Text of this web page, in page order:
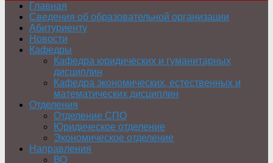
Главная
Сведения об образовательной организации
Абитуриенту
Новости
Кафедры
Кафедра юридических и гуманитарных
дисциплин
Кафедра экономических, естественных и
математических дисциплин
Отделения
Отделение СПО
Юридическое отделение
Экономическое отделение
Направления
ВО